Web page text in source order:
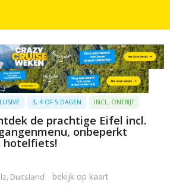
3, 4 OF 5 DAGEN INCL. ONTBIJT
de prachtige Eifel incl.
onbeperkt
hotelfiets!
Duitsland bekijk op kaart